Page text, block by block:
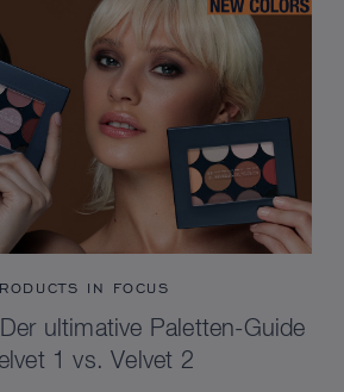
IN FOCUS
ultimative Paletten-Guide
1 vs. Velvet 2